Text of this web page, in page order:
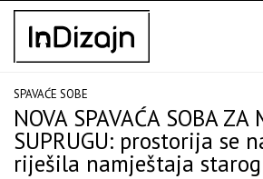
Skip
content
SPAVAĆE SOBE
NOVA SPAVAĆA SOBA ZA
SUPRUGU: prostorija se
riješila namještaja